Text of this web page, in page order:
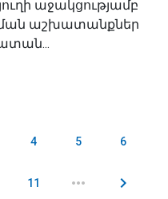
աջակցությամբ
աշխատանքներ
4 5 6
11